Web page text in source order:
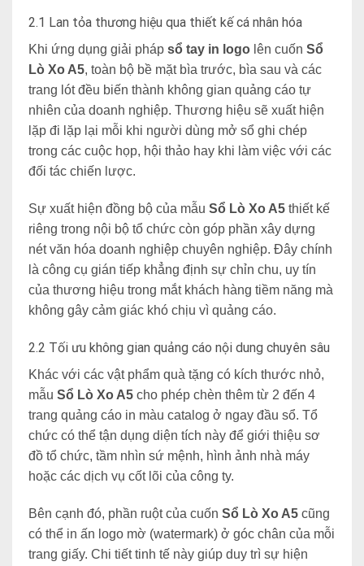
2.1 Lan tỏa thương hiệu qua thiết kế cá nhân hóa
Khi ứng dụng giải pháp sổ tay in logo lên cuốn Sổ
Lò Xo A5, toàn bộ bề mặt bìa trước, bìa sau và các
trang lót đều biến thành không gian quảng cáo tự
nhiên của doanh nghiệp. Thương hiệu sẽ xuất hiện
lặp đi lặp lại mỗi khi người dùng mở sổ ghi chép
trong các cuộc họp, hội thảo hay khi làm việc với các
đối tác chiến lược.
Sự xuất hiện đồng bộ của mẫu Sổ Lò Xo A5 thiết kế
riêng trong nội bộ tổ chức còn góp phần xây dựng
nét văn hóa doanh nghiệp chuyên nghiệp. Đây chính
là công cụ gián tiếp khẳng định sự chỉn chu, uy tín
của thương hiệu trong mắt khách hàng tiềm năng mà
không gây cảm giác khó chịu vì quảng cáo.
2.2 Tối ưu không gian quảng cáo nội dung chuyên sâu
Khác với các vật phẩm quà tặng có kích thước nhỏ,
mẫu Sổ Lò Xo A5 cho phép chèn thêm từ 2 đến 4
trang quảng cáo in màu catalog ở ngay đầu sổ. Tổ
chức có thể tận dụng diện tích này để giới thiệu sơ
đồ tổ chức, tầm nhìn sứ mệnh, hình ảnh nhà máy
hoặc các dịch vụ cốt lõi của công ty.
Bên cạnh đó, phần ruột của cuốn Sổ Lò Xo A5 cũng
có thể in ấn logo mờ (watermark) ở góc chân của mỗi
trang giấy. Chi tiết tinh tế này giúp duy trì sự hiện